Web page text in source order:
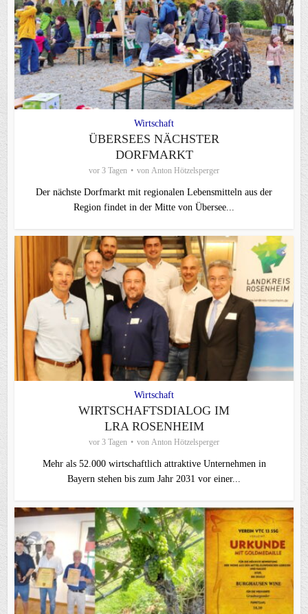
Wirtschaft
ÜBERSEES NÄCHSTER
DORFMARKT
vor 3 Tagen von Anton Hötzelsperger
Der nächste Dorfmarkt mit regionalen Lebensmitteln aus der
Region findet in der Mitte von Übersee...
Wirtschaft
WIRTSCHAFTSDIALOG IM
LRA ROSENHEIM
vor 3 Tagen von Anton Hötzelsperger
Mehr als 52.000 wirtschaftlich attraktive Unternehmen in
Bayern stehen bis zum Jahr 2031 vor einer...